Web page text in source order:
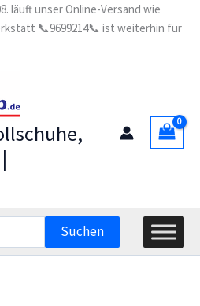
läuft unser Online-Versand wie
📞9699214📞 ist weiterhin für
Suchen